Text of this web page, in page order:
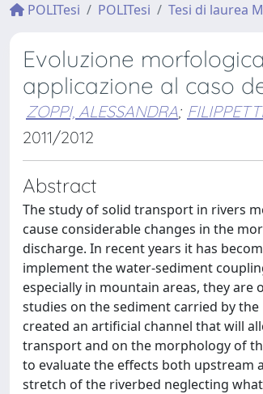
POLITesi POLITesi Tesi di laurea
Evoluzione
applicazione al caso
ZOPPI, ALESSANDRA;
2011/2012
Abstract
The study of solid transport in rivers
cause considerable changes in the
discharge. In recent years it has
implement the water-sediment
especially in mountain areas, they
studies on the sediment carried by
created an artificial channel that will
transport and on the morphology of
to evaluate the effects both upstream
stretch of the riverbed neglecting